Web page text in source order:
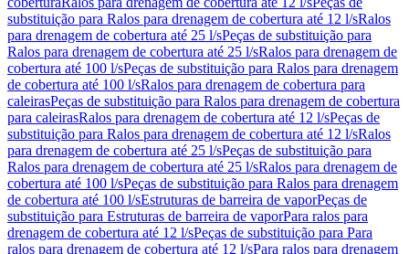
substituição para Ralos para drenagem de cobertura até 12 l/sRalos
para drenagem de cobertura até 25 l/sPeças de substituição para
Ralos para drenagem de cobertura até 25 l/sRalos para drenagem de
cobertura até 100 l/sPeças de substituição para Ralos para drenagem
de cobertura até 100 l/sRalos para drenagem de cobertura para
caleirasPeças de substituição para Ralos para drenagem de cobertura
para caleirasRalos para drenagem de cobertura até 12 l/sPeças de
substituição para Ralos para drenagem de cobertura até 12 l/sRalos
para drenagem de cobertura até 25 l/sPeças de substituição para
Ralos para drenagem de cobertura até 25 l/sRalos para drenagem de
cobertura até 100 l/sPeças de substituição para Ralos para drenagem
de cobertura até 100 l/sEstruturas de barreira de vaporPeças de
substituição para Estruturas de barreira de vaporPara ralos para
drenagem de cobertura até 12 l/sPeças de substituição para Para
ralos para drenagem de cobertura até 12 l/sPara ralos para drenagem